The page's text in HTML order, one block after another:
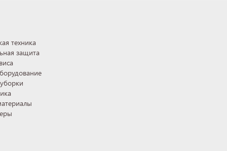
техника
защита